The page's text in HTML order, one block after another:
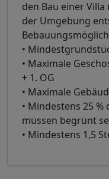
den Bau einer
der Umgebung
•
• Maximale
+ 1. OG
• Maximale
• Mindestens 25
müssen begrünt
• Mindestens 1,5